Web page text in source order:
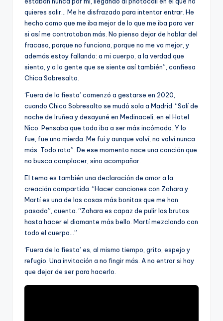
quieres salir… Me he disfrazado para intentar entrar. He
hecho como que me iba mejor de lo que me iba para ver
si así me contrataban más. No pienso dejar de hablar del
fracaso, porque no funciona, porque no me va mejor, y
además estoy fallando: a mi cuerpo, a la verdad que
siento, y a la gente que se siente así también”, confiesa
Chica Sobresalto.
‘Fuera de la fiesta’ comenzó a gestarse en 2020,
cuando Chica Sobresalto se mudó sola a Madrid. “Salí de
noche de Iruñea y desayuné en Medinaceli, en el Hotel
Nico. Pensaba que todo iba a ser más incómodo. Y lo
fue, fue una mierda. Me fui y aunque volví, no volví nunca
más. Todo roto”. De ese momento nace una canción que
no busca complacer, sino acompañar.
El tema es también una declaración de amor a la
creación compartida. “Hacer canciones con Zahara y
Martí es una de las cosas más bonitas que me han
pasado”, cuenta. “Zahara es capaz de pulir los brutos
hasta hacer el diamante más bello. Martí mezclando con
todo el cuerpo…”
‘Fuera de la fiesta’ es, al mismo tiempo, grito, espejo y
refugio. Una invitación a no fingir más. A no entrar si hay
que dejar de ser para hacerlo.